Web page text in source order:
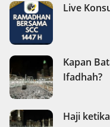
Live
Kapan
Ifadhah?
Haji